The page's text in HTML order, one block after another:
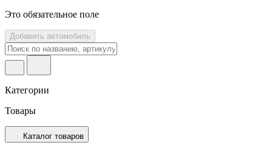
Это обязательное поле
Добавить автомобиль
Категории
Товары
Каталог товаров